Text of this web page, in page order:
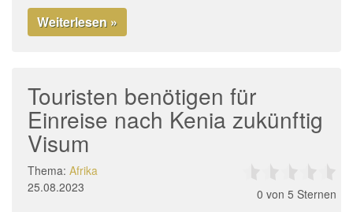
Weiterlesen »
Touristen benötigen für
Einreise nach Kenia zukünftig
Visum
Thema: Afrika
25.08.2023
0 von 5 Sternen